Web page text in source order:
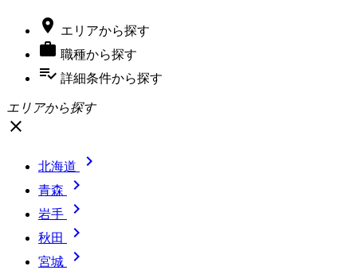
 エリアから探す
 職種から探す
playlist_add_check 詳細条件から探す
エリアから探す
close
北海道 
青森 
岩手 
秋田 
宮城 